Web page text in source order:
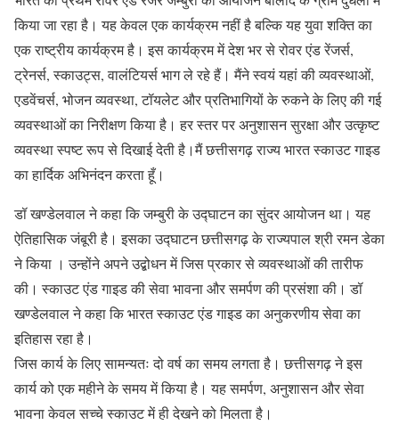
किया जा रहा है। यह केवल एक कार्यक्रम नहीं है बल्कि यह युवा शक्ति का
एक राष्ट्रीय कार्यक्रम है। इस कार्यक्रम में देश भर से रोवर एंड रेंजर्स,
ट्रेनर्स, स्काउट्स, वालंटियर्स भाग ले रहे हैं। मैंने स्वयं यहां की व्यवस्थाओं,
एडवेंचर्स, भोजन व्यवस्था, टॉयलेट और प्रतिभागियों के रुकने के लिए की गई
व्यवस्थाओं का निरीक्षण किया है। हर स्तर पर अनुशासन सुरक्षा और उत्कृष्ट
व्यवस्था स्पष्ट रूप से दिखाई देती है।मैं छत्तीसगढ़ राज्य भारत स्काउट गाइड
का हार्दिक अभिनंदन करता हूँ।
डॉ खण्डेलवाल ने कहा कि जम्बुरी के उद्घाटन का सुंदर आयोजन था। यह
ऐतिहासिक जंबूरी है। इसका उद्घाटन छत्तीसगढ़ के राज्यपाल श्री रमन डेका
ने किया । उन्होंने अपने उद्बोधन में जिस प्रकार से व्यवस्थाओं की तारीफ
की। स्काउट एंड गाइड की सेवा भावना और समर्पण की प्रसंशा की। डॉ
खण्डेलवाल ने कहा कि भारत स्काउट एंड गाइड का अनुकरणीय सेवा का
इतिहास रहा है।
जिस कार्य के लिए सामन्यतः दो वर्ष का समय लगता है। छत्तीसगढ़ ने इस
कार्य को एक महीने के समय में किया है। यह समर्पण, अनुशासन और सेवा
भावना केवल सच्चे स्काउट में ही देखने को मिलता है।